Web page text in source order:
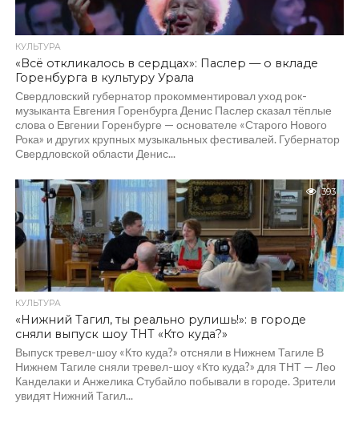
КУЛЬТУРА
«Всё откликалось в сердцах»: Паслер — о вкладе
Горенбурга в культуру Урала
Свердловский губернатор прокомментировал уход рок-
музыканта Евгения Горенбурга Денис Паслер сказал тёплые
слова о Евгении Горенбурге — основателе «Старого Нового
Рока» и других крупных музыкальных фестивалей. Губернатор
Свердловской области Денис...
393
КУЛЬТУРА
«Нижний Тагил, ты реально рулишь!»: в городе
сняли выпуск шоу ТНТ «Кто куда?»
Выпуск тревел-шоу «Кто куда?» отсняли в Нижнем Тагиле В
Нижнем Тагиле сняли тревел-шоу «Кто куда?» для ТНТ — Лео
Канделаки и Анжелика Стубайло побывали в городе. Зрители
увидят Нижний Тагил...